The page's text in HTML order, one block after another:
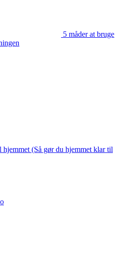
5 måder at bruge
hjemmet (Så gør du hjemmet klar til